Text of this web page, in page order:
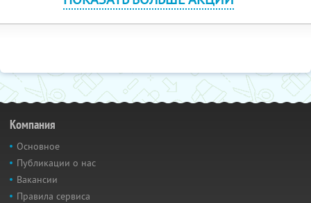
Компания
Основное
Публикации о нас
Вакансии
Правила сервиса